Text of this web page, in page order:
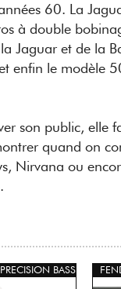
60. La
à double
Jaguar et de la
enfin le modèle
son public, elle
quand on
Nirvana ou
BASS